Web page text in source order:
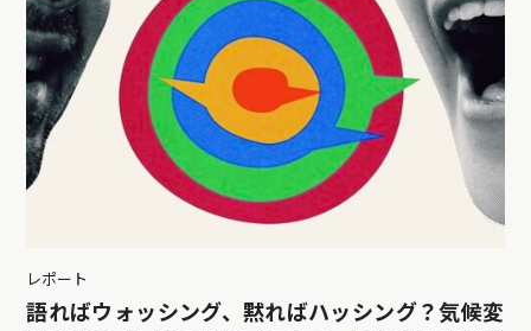
レポート
語ればウォッシング、黙ればハッシング？気候変